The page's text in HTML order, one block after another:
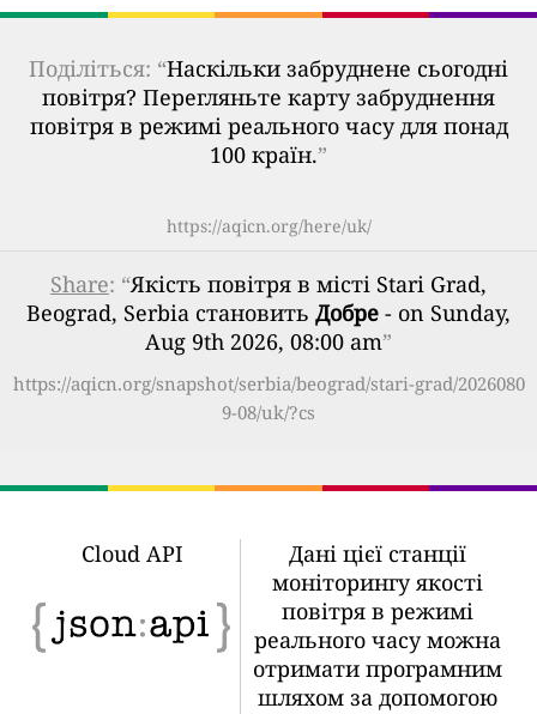
Поділіться: “Наскільки забруднене сьогодні
повітря? Перегляньте карту забруднення
повітря в режимі реального часу для понад
100 країн.”
https://aqicn.org/here/uk/
Share: “Якість повітря в місті Stari Grad,
Beograd, Serbia становить Добре - on Sunday,
Aug 9th 2026, 08:00 am”
https://aqicn.org/snapshot/serbia/beograd/stari-grad/2026080
9-08/uk/?cs
Cloud API
Дані цієї станції
моніторингу якості
повітря в режимі
реального часу можна
отримати програмним
шляхом за допомогою